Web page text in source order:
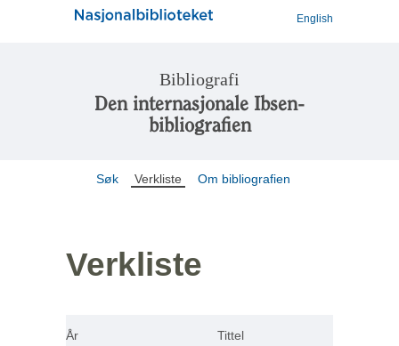
English
Bibliografi
Den internasjonale Ibsen-
bibliografien
Søk Verkliste Om bibliografien
Verkliste
År Tittel